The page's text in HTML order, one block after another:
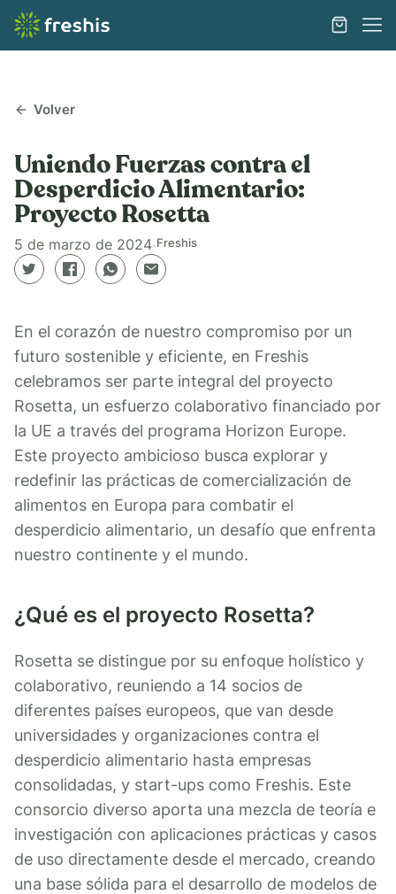
Volver
Uniendo Fuerzas contra el
Desperdicio Alimentario:
Proyecto Rosetta
5 de marzo de 2024𐫴Freshis
En el corazón de nuestro compromiso por un
futuro sostenible y eficiente, en Freshis
celebramos ser parte integral del proyecto
Rosetta, un esfuerzo colaborativo financiado por
la UE a través del programa Horizon Europe.
Este proyecto ambicioso busca explorar y
redefinir las prácticas de comercialización de
alimentos en Europa para combatir el
desperdicio alimentario, un desafío que enfrenta
nuestro continente y el mundo.
¿Qué es el proyecto Rosetta?
Rosetta se distingue por su enfoque holístico y
colaborativo, reuniendo a 14 socios de
diferentes países europeos, que van desde
universidades y organizaciones contra el
desperdicio alimentario hasta empresas
consolidadas, y start-ups como Freshis. Este
consorcio diverso aporta una mezcla de teoría e
investigación con aplicaciones prácticas y casos
de uso directamente desde el mercado, creando
una base sólida para el desarrollo de modelos de